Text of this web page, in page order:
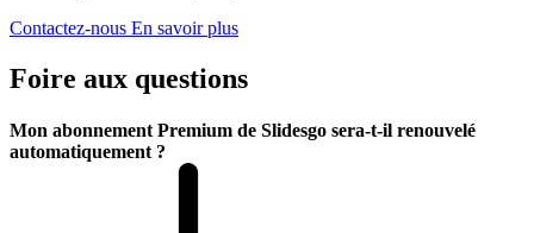
Contactez-nous En savoir plus
Foire aux questions
Mon abonnement Premium de Slidesgo sera-t-il renouvelé
automatiquement ?